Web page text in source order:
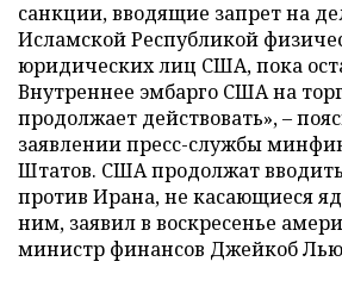
санкции, вводящие запрет на
Исламской Республикой
юридических лиц США, пока
Внутреннее эмбарго США на
продолжает действовать», –
заявлении пресс-службы
Штатов. США продолжат
против Ирана, не касающиеся
ним, заявил в воскресенье
министр финансов Джейкоб